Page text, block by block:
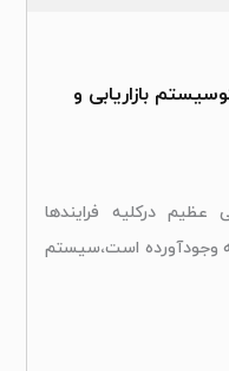
بازاریابی و
صنعتی ۴.۰ تحولی عظیم درکلیه فرایندها
وجودآورده است،سیستم